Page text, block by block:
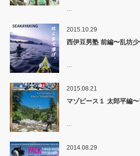
2015.10.29
西伊豆男塾 前編〜乱坊
2015.08.21
マゾピース１ 太郎平編
2014.08.29